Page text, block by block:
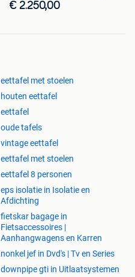
€ 2.250,00
eettafel met stoelen
houten eettafel
eettafel
oude tafels
vintage eettafel
eettafel met stoelen
eettafel 8 personen
eps isolatie in Isolatie en
Afdichting
fietskar bagage in
Fietsaccessoires |
Aanhangwagens en Karren
nonkel jef in Dvd's | Tv en Series
downpipe gti in Uitlaatsystemen